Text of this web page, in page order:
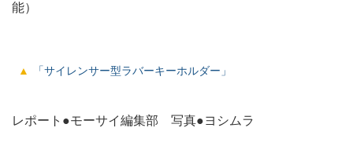
能）
「サイレンサー型ラバーキーホルダー」
レポート●モーサイ編集部 写真●ヨシムラ